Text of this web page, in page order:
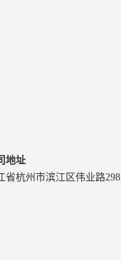
地址
省杭州市滨江区伟业路